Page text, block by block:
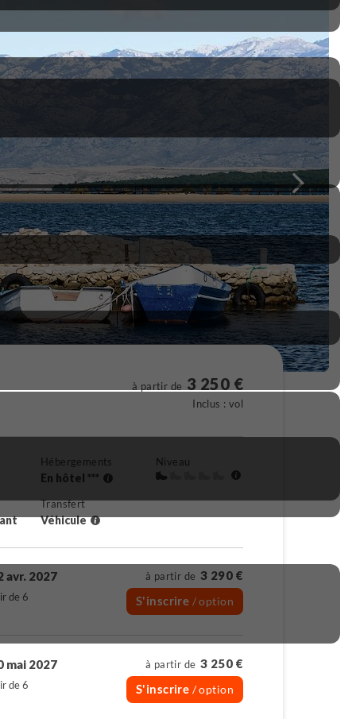
à partir de 3 250 €
Inclus : vol
Hébergements
En hôtel ***
Niveau
Transfert
Véhicule
avr. 2027
de 6
à partir de 3 290 €
S'inscrire / option
mai 2027
de 6
à partir de 3 250 €
S'inscrire / option